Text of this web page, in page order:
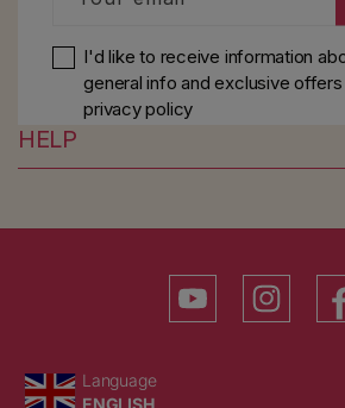
I'd like to receive information
general info and exclusive
privacy policy
HELP
LanguageLanguage
ENGLISH
YouTube